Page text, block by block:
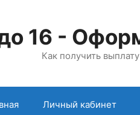
16 -
Как получить
Личный кабинет